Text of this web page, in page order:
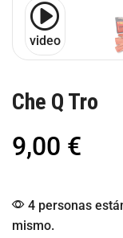
video
Che Q Tro
9,00 €
4 personas
mismo.